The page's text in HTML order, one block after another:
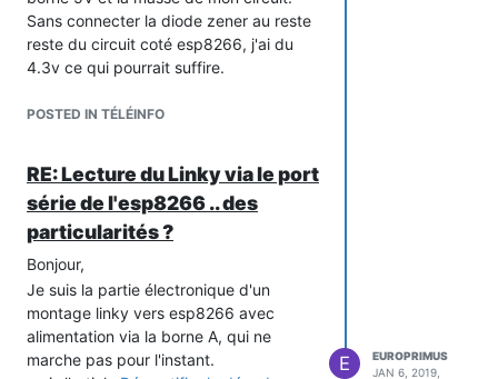
Sans connecter la diode zener au reste
reste du circuit coté esp8266, j'ai du
4.3v ce qui pourrait suffire.
J'ai lu sur leforum arduino
minimum en sortie de compteur semble
faible.
Est ce que je devrai utiliser un
régulateur de tension comme sur le site
morbret
puissance à 100mA.
Quelqu'un a-t-il déjà fait un montage de
ce type ?
[édit] déjà je m'embrouille entre les mW
POSTED IN TÉLÉINFO
RE: Lecture du Linky via le port
série de l'esp8266 .. des
particularités ?
Bonjour,
Je suis la partie électronique d'un
montage linky vers esp8266 avec
alimentation via la borne A, qui ne
marche pas pour l'instant.
E
EUROPRIMUS
JAN 6, 2019,